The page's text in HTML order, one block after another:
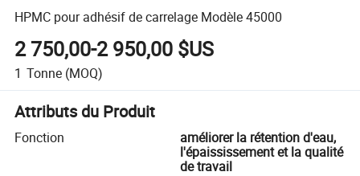
HPMC pour adhésif de carrelage Modèle 45000
2 750,00-2 950,00 $US
1 Tonne (MOQ)
Attributs du Produit
Fonction
améliorer la rétention d'eau,
l'épaississement et la qualité
de travail